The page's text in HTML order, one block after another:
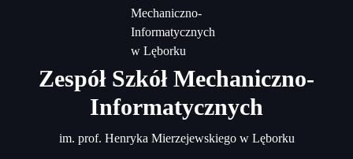
Zespół Szkół Mechaniczno-
Informatycznych
im. prof. Henryka Mierzejewskiego w Lęborku